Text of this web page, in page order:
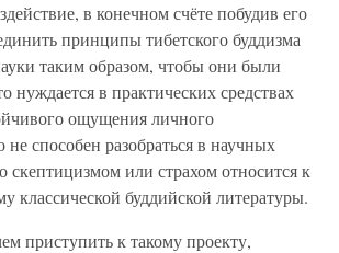
в конечном счёте побудив его
принципы тибетского буддизма
таким образом, чтобы они были
нуждается в практических средствах
ощущения личного
не способен разобраться в научных
скептицизмом или страхом относится к
классической буддийской литературы.
приступить к такому проекту,